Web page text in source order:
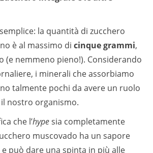
la quantità di zucchero
è al massimo di cinque grammi,
(e nemmeno pieno!). Considerando
i minerali che assorbiamo
talmente pochi da avere un ruolo
nostro organismo.
che l’hypesia completamente
muscovado ha un sapore
può dare una spinta in più alle